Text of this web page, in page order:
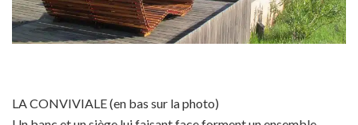
LA CONVIVIALE (en bas sur la photo)